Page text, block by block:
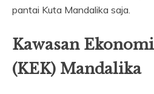
pantai Kuta Mandalika saja.
Kawasan
(KEK) Mandalika